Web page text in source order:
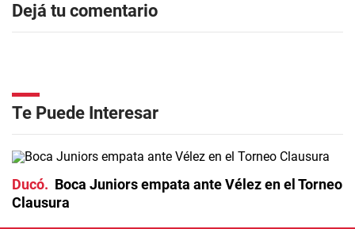
Dejá tu comentario
Te Puede Interesar
Ducó
Boca Juniors empata ante Vélez en el Torneo
Clausura